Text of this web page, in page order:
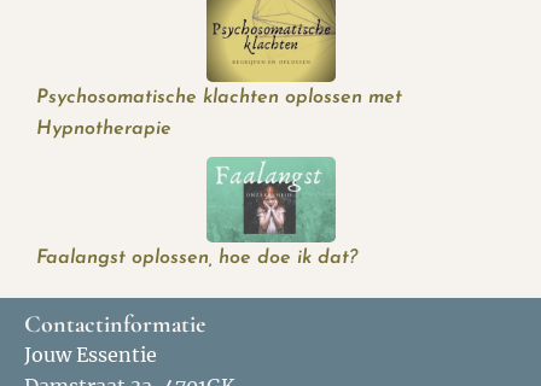
Psychosomatische klachten oplossen met
Hypnotherapie
Faalangst oplossen, hoe doe ik dat?
Contactinformatie
Jouw Essentie